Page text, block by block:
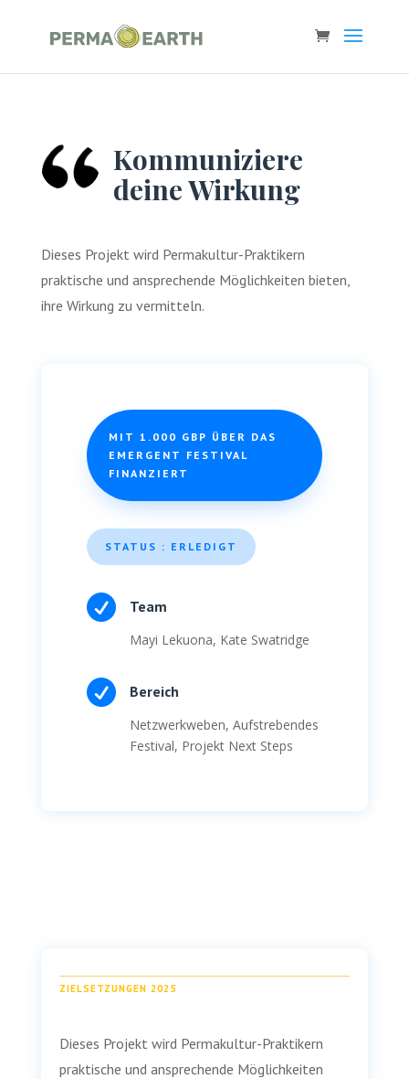
Kommuniziere
deine Wirkung
Dieses Projekt wird Permakultur-Praktikern
praktische und ansprechende Möglichkeiten bieten,
ihre Wirkung zu vermitteln.
MIT 1.000 GBP ÜBER DAS
EMERGENT FESTIVAL
FINANZIERT
STATUS : ERLEDIGT
 Team
Mayi Lekuona, Kate Swatridge
 Bereich
Netzwerkweben, Aufstrebendes
Festival, Projekt Next Steps
ZIELSETZUNGEN 2025
Dieses Projekt wird Permakultur-Praktikern
praktische und ansprechende Möglichkeiten